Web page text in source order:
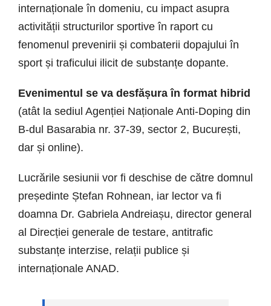
internaționale în domeniu, cu impact asupra
activității structurilor sportive în raport cu
fenomenul prevenirii și combaterii dopajului în
sport și traficului ilicit de substanțe dopante.
Evenimentul se va desfășura în format hibrid
(atât la sediul Agenției Naționale Anti-Doping din
B-dul Basarabia nr. 37-39, sector 2, București,
dar și online).
Lucrările sesiunii vor fi deschise de către domnul
președinte Ștefan Rohnean, iar lector va fi
doamna Dr. Gabriela Andreiașu, director general
al Direcției generale de testare, antitrafic
substanțe interzise, relații publice și
internaționale ANAD.